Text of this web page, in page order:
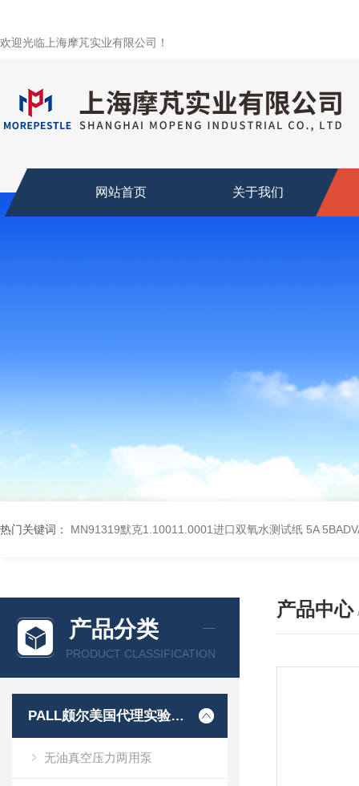
欢迎光临上海摩芃实业有限公司！
网站首页 关于我们
热门关键词： MN91319默克1.10011.0001进口双氧水测试纸 5A
产品分类
PRODUCT CLASSIFICATION
PALL颇尔美国代理实验室过滤产品
无油真空压力两用泵
产品中心